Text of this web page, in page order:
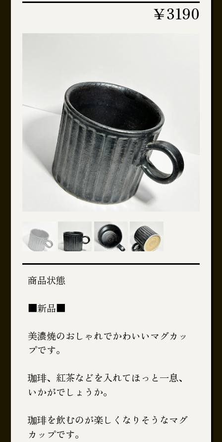
￥3190
商品状態
■新品■
美濃焼のおしゃれでかわいいマグカッ
プです。
珈琲、紅茶などを入れてほっと一息、
いかがでしょうか。
珈琲を飲むのが楽しくなりそうなマグ
カップです。